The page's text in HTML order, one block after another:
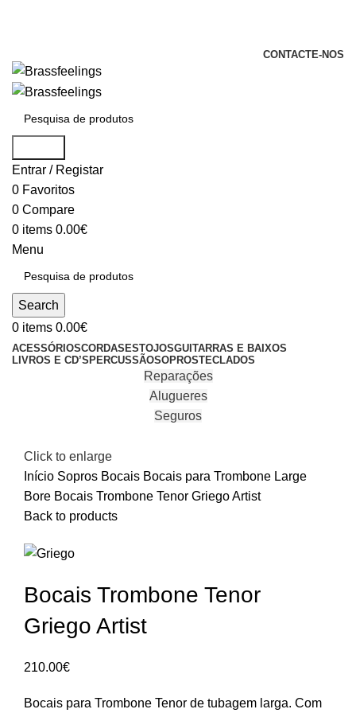
CONTACTE-NOS
Entrar / Registar
0 Favoritos
0 Compare
0 items 0.00€
Menu
Search
0 items 0.00€
ACESSÓRIOSCORDAS ESTOJOSGUITARRAS E BAIXOS
LIVROS E CD’S PERCUSSÃOSOPROSTECLADOS
Reparações
Alugueres
Seguros
Click to enlarge
Início Sopros Bocais Bocais para Trombone Large
Bore Bocais Trombone Tenor Griego Artist
Back to products
Bocais Trombone Tenor
Griego Artist
210.00€
Bocais para Trombone Tenor de tubagem larga. Com